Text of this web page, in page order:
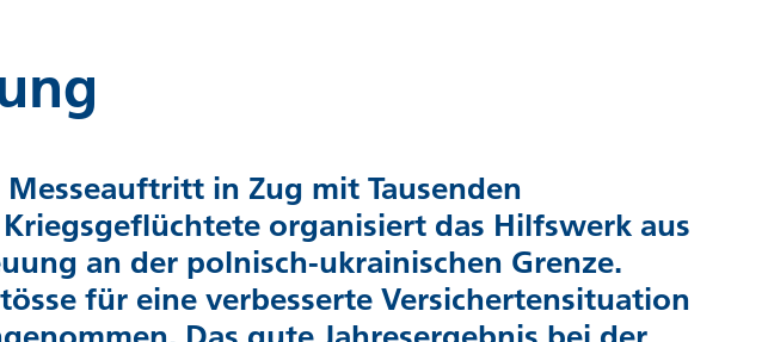
in Zug mit Tausenden
organisiert das Hilfswerk aus
an der polnisch-ukrainischen Grenze.
für eine verbesserte Versichertensituation